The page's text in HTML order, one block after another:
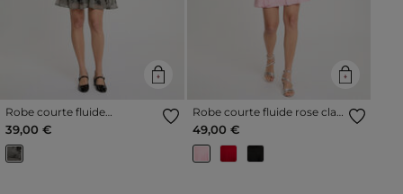
Robe courte fluide
multicolore femme
39,00 €
Robe courte fluide rose clair
femme
49,00 €